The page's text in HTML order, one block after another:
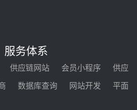
地100MW光热发电工程EPC总承
包项目熔盐介质超声波流量计采购
节点突破！独山子石化光伏熔盐储
能示范项目电加热器厂房顺利封顶
服务体系
供应链网站 会员小程序
供应
数据库查询 网站开发
平面